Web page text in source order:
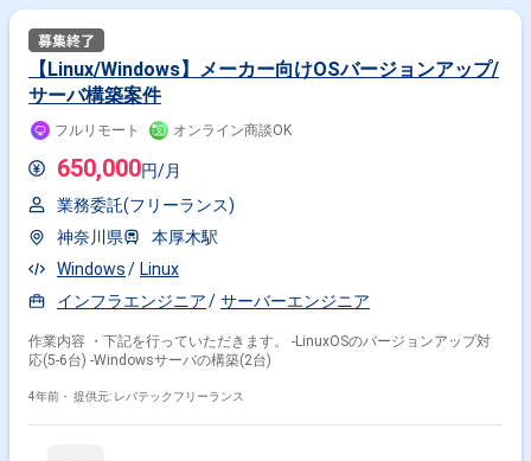
【Linux/Windows】メーカー向けOSバージョンアップ/
サーバ構築案件
フルリモート オンライン商談OK
650,000円/月
業務委託(フリーランス)
神奈川県
本厚木駅
Windows
Linux
インフラエンジニア
サーバーエンジニア
作業内容 ・下記を行っていただきます。 ‐LinuxOSのバージョンアップ対
応(5-6台) ‐Windowsサーバの構築(2台)
4年前・ 提供元: レバテックフリーランス